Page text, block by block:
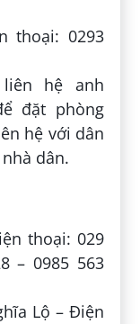
thoại: 0293
hệ anh
đặt phòng
hệ với dân
dân.
thoại: 029
– 0985 563
Lộ – Điện